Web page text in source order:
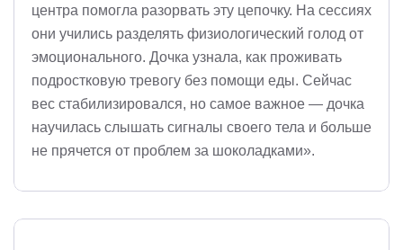
центра помогла разорвать эту цепочку. На сессиях
они учились разделять физиологический голод от
эмоционального. Дочка узнала, как проживать
подростковую тревогу без помощи еды. Сейчас
вес стабилизировался, но самое важное — дочка
научилась слышать сигналы своего тела и больше
не прячется от проблем за шоколадками».